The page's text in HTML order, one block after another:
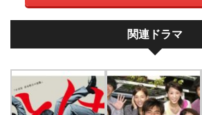
関連ドラマ